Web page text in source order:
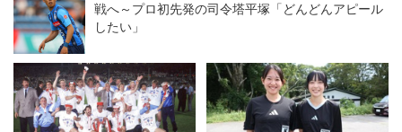
戦へ～プロ初先発の司令塔平塚「どんどんアピール
したい」